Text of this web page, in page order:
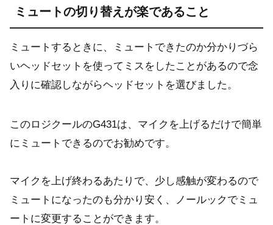
ミュートの切り替えが楽であること
ミュートするときに、ミュートできたのか分かりづら
いヘッドセットを使ってミスをしたことがあるので念
入りに確認しながらヘッドセットを選びました。
このロジクールのG431は、マイクを上げるだけで簡単
にミュートできるのでお勧めです。
マイクを上げ終わるあたりで、少し感触が変わるので
ミュートになったのも分かり安く、ノールックでミュ
ートに変更することができます。